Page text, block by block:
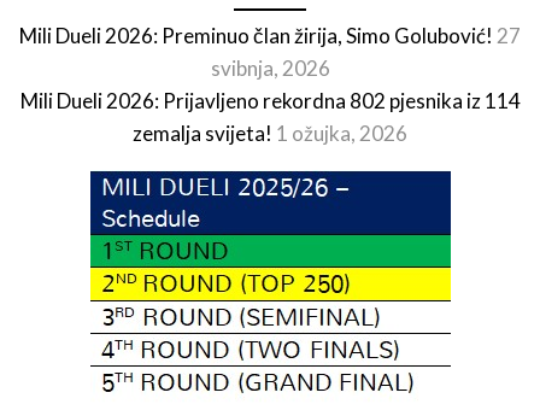
Mili Dueli 2026: Preminuo član žirija, Simo Golubović! 27
svibnja, 2026
Mili Dueli 2026: Prijavljeno rekordna 802 pjesnika iz 114
zemalja svijeta! 1 ožujka, 2026